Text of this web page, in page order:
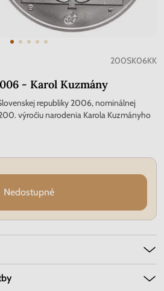
200SK06KK
- Karol Kuzmány
republiky 2006, nominálnej
výročiu narodenia Karola Kuzmányho
Nedostupné